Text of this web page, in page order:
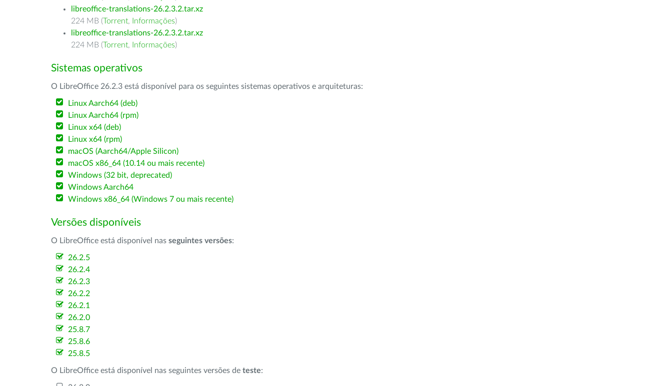
libreoffice-translations-26.2.3.2.tar.xz
224 MB (Torrent, Informações)
libreoffice-translations-26.2.3.2.tar.xz
224 MB (Torrent, Informações)
Sistemas operativos
O LibreOffice 26.2.3 está disponível para os seguintes sistemas operativos e arquiteturas:
Linux Aarch64 (deb)
Linux Aarch64 (rpm)
Linux x64 (deb)
Linux x64 (rpm)
macOS (Aarch64/Apple Silicon)
macOS x86_64 (10.14 ou mais recente)
Windows (32 bit, deprecated)
Windows Aarch64
Windows x86_64 (Windows 7 ou mais recente)
Versões disponíveis
O LibreOffice está disponível nas seguintes versões:
26.2.5
26.2.4
26.2.3
26.2.2
26.2.1
26.2.0
25.8.7
25.8.6
25.8.5
O LibreOffice está disponível nas seguintes versões de teste: